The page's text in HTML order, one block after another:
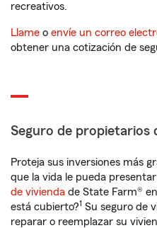
recreativos.
Llame o envíe un correo
obtener una cotización de
Seguro de propietarios
Proteja sus inversiones más
que la vida le pueda presentar
de vivienda de State Farm®
está cubierto?1 Su seguro de
reparar o reemplazar su